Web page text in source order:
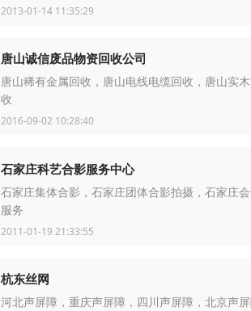
2013-01-14 11:35:29
唐山诚信废品物资回收公司
唐山稀有金属回收，唐山电线电缆回收，唐山实
收
2016-09-02 10:28:40
石家庄科艺合影服务中心
石家庄集体合影，石家庄团体合影拍摄，石家庄
服务
2011-01-19 21:33:55
杭东丝网
河北声屏障，重庆声屏障，四川声屏障，北京声